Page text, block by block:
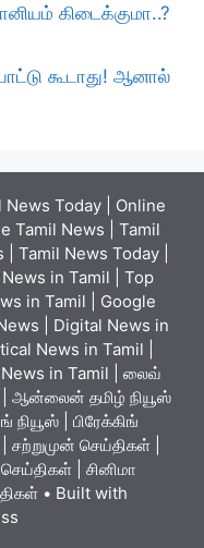
கிடைக்குமா..?
கூடாது! ஆனால்
Today | Online
Tamil News | Tamil
Tamil News Today |
in Tamil | Top
in Tamil | Google
| Digital News in
News in Tamil |
in Tamil | லைவ்
| ஆன்லைன் தமிழ் நியூஸ்
நியூஸ் | பிரேக்கிங்
செய்திகள் |
| சினிமா
• Built with